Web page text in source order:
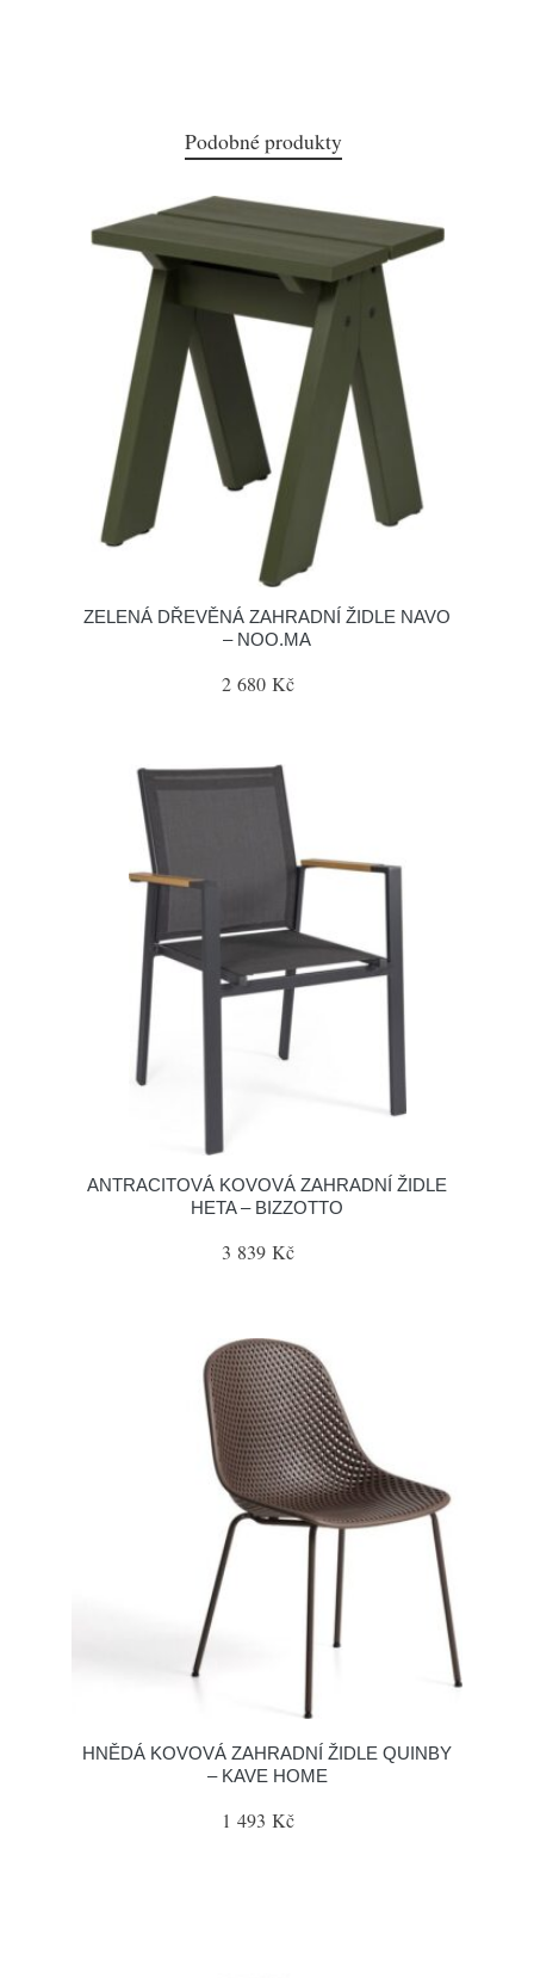
Podobné produkty
ZELENÁ DŘEVĚNÁ ZAHRADNÍ ŽIDLE NAVO
– NOO.MA
2 680 Kč
ANTRACITOVÁ KOVOVÁ ZAHRADNÍ ŽIDLE
HETA – BIZZOTTO
3 839 Kč
HNĚDÁ KOVOVÁ ZAHRADNÍ ŽIDLE QUINBY
– KAVE HOME
1 493 Kč